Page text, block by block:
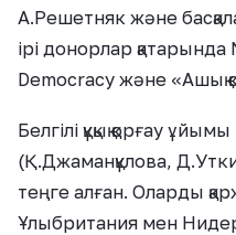
А.Решетняк және
ірі донорлар
Democracy және «Ашық
Белгілі құқық қорғау
(Қ.Джаманқұлова,
теңге алған. Оларды
Ұлыбритания мен